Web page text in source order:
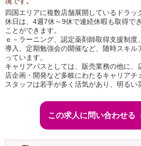
四国エリアに複数店舗展開しているドラッ
休日は、4週7休～9休で連続休暇も取得で
ことができます。
ｅ－ラーニング、認定薬剤師取得支援制
導入、定期勉強会の開催など、随時スキル
っています。
キャリアパスとしては、販売業務の他に、
店企画・開発など多岐にわたるキャリアチ
スタッフは若手が多く活気があり、明るい
この求人に問い合わせる